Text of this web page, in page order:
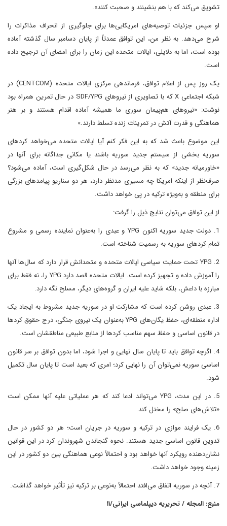
تشویق می‌کند که با هم بنشینند و صحبت کنند».
او سپس جزئیات توصیه‌های امریکایی‌ها برای جلوگیری از انحراف مذاکرات را
شرح می‌دهد. به نظر من، این توافق عمدتاً از پایان دسامبر سال گذشته آماده
بوده است، اما به دلایلی، ایالات متحده این زمان را برای امضای آن ترجیح داده
است.
یک روز پس از اعلام توافق، فرماندهی مرکزی ایالات متحده (CENTCOM) در
شبکه اجتماعی X که با تصاویری از نیروهای SDF/YPG در حال تمرین همراه بود
نوشت: «نیروهای هم‌پیمان سوری ما همیشه آماده اقدام هستند و بر هنر
هماهنگی و قدرت آتش در تمرینات زنده تسلط دارند.»
این موضوع باعث شد که به این فکر کنم آیا ایالات متحده می‌خواهد کردهای
سوریه بخشی از سیستم جدید سوریه باشند یا مکانی جداگانه برای آنها در
«خاورمیانه جدید» که به نظر می‌رسد در حال شکل‌گیری است، آماده می‌شود؟
صرف‌نظر از اینکه امریکا چه مسیری مدنظر دارد، هر دو سناریو پیامدهای بزرگی
برای منطقه و به‌ویژه ترکیه در پی خواهد داشت.
از این توافق می‌توان نتایج ذیل را گرفت:
1. دولت جدید سوریه اکنون YPG و عبدی را به‌عنوان نماینده رسمی و مشروع
تمام کردهای سوریه به رسمیت شناخته است.
2. YPG تحت حمایت سیاسی ایالات متحده و متحدانش قرار دارد که سال‌ها آنها
را آموزش داده و تجهیز کرده‌ است. ایالات متحده قصد دارد YPG را، نه فقط برای
مبارزه با داعش، بلکه شاید علیه ایران و گروه‌های دیگر، مسلح نگه دارد.
3. عبدی روشن کرده است که مشارکت او در سوریه جدید مشروط به ایجاد یک
اداره منطقه‌ای، حفظ یگان‌های YPG به‌عنوان یک نیروی جنگی، درج حقوق کردها
در قانون اساسی و حفظ سهم مناسب کردها از منابع طبیعی مناطقشان است.
4. اگرچه توافق باید تا پایان سال نهایی و اجرا شود، اما بدون توافق بر سر قانون
اساسی سوریه نمی‌توان آن را نهایی کرد؛ امری که بعید است تا پایان سال تکمیل
شود.
5. در این مدت، YPG می‌تواند ادعا کند که هر عملیاتی علیه آنها ممکن است
«تلاش‌های صلح» را مختل کند.
6. یک فرایند موازی در ترکیه و سوریه در جریان است؛ هر دو کشور در حال
تدوین قانون اساسی جدید هستند. نحوه گنجاندن شهروندان کرد در این قوانین
نشان‌دهنده رویکرد آنها خواهد بود و احتمالاً نوعی هماهنگی بین دو کشور در این
زمینه وجود خواهد داشت.
7. آنچه در سوریه اتفاق می‌افتد احتمالاً به‌نوعی بر ترکیه نیز تأثیر خواهد گذاشت.
منبع: المجله / تحریریه دیپلماسی ایرانی/۱۱